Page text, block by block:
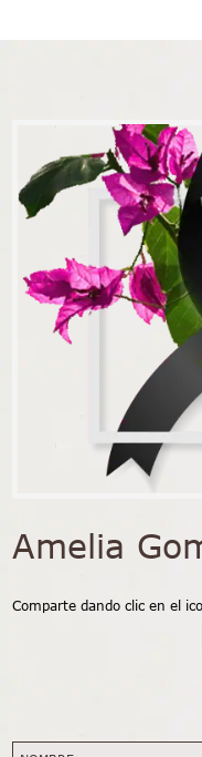
Amelia
Comparte dando clic en el